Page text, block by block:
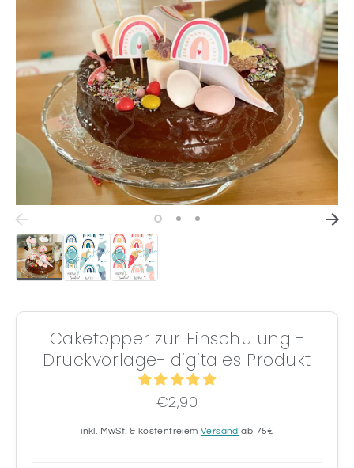
Caketopper zur Einschulung -
Druckvorlage- digitales Produkt
€2,90
inkl. MwSt. & kostenfreiemVersand ab 75€